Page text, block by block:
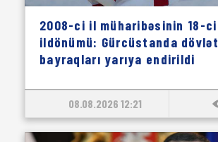
2008-ci il müharibəsinin 18-ci
ildönümü: Gürcüstanda dövlət
bayraqları yarıya endirildi
08.08.2026 12:21